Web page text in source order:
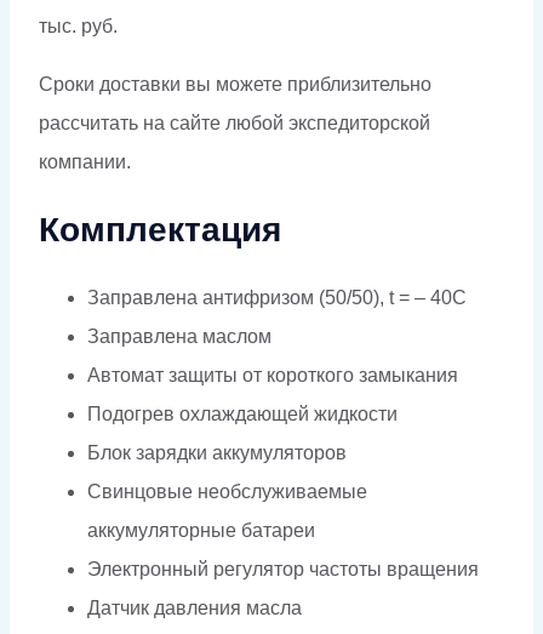
тыс. руб.
Сроки доставки вы можете приблизительно
рассчитать на сайте любой экспедиторской
компании.
Комплектация
Заправлена антифризом (50/50), t = – 40C
Заправлена маслом
Автомат защиты от короткого замыкания
Подогрев охлаждающей жидкости
Блок зарядки аккумуляторов
Свинцовые необслуживаемые
аккумуляторные батареи
Электронный регулятор частоты вращения
Датчик давления масла